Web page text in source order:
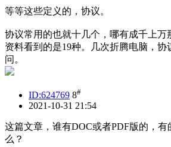
等等这些定义的，协议。
协议常用的也就十几个，哪有成千上万
资料看到的是19种。几次折腾电脑，协
问。
ID:624769 8#
2021-10-31 21:54
这篇文章，谁有DOC或者PDF版的，
么？